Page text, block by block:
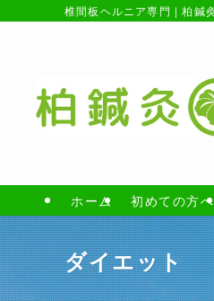
椎間板ヘルニア専門 | 柏鍼
ホーム 初めての方へ
ダイエット